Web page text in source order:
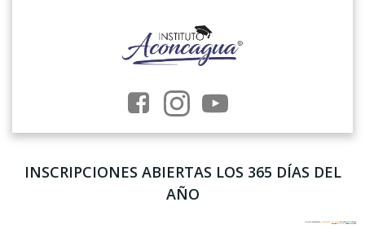
INSCRIPCIONES ABIERTAS LOS 365 DÍAS DEL
AÑO
No sólo enseñamos, cambiamos el futuro de nuestros alumnos.
Estudiáon-line, desde tu casa.